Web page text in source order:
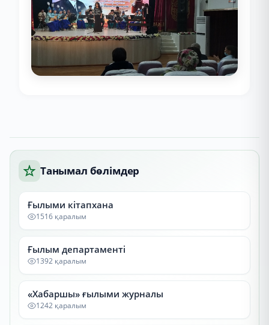
Танымал бөлімдер
Ғылыми кітапхана
1516 қаралым
Ғылым департаменті
1392 қаралым
«Хабаршы» ғылыми журналы
1242 қаралым